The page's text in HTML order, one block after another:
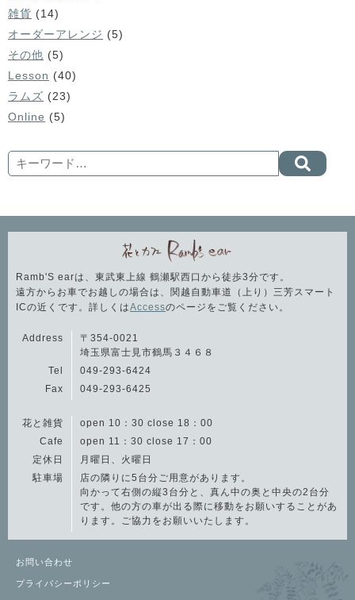
雑貨 (14)
オーダーアレンジ (5)
その他 (5)
Lesson (40)
ラムズ (23)
Online (5)
Search
Ramb'S earは、東武東上線 鶴瀬駅西口から徒歩3分です。
遠方からお車でお越しの場合は、関越自動車道（上り）三芳スマート
ICの近くです。詳しくはAccessのページをご覧ください。
Address
〒354-0021
埼玉県富士見市鶴馬３４６８
Tel
049-293-6424
Fax
049-293-6425
花と雑貨
open 10：30 close 18：00
Cafe
open 11：30 close 17：00
定休日
月曜日、火曜日
駐車場
店の隣りに5台分ご用意があります。
向かって右側の縦3台分と、真ん中の奥と中央の2台分
です。他の方の車が出る際に移動をお願いすることがあ
ります。ご協力をお願いいたします。
お問い合わせ
プライバシーポリシー